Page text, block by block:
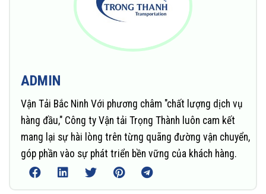
ADMIN
Vận Tải Bắc Ninh Với phương châm "chất lượng dịch vụ
hàng đầu," Công ty Vận tải Trọng Thành luôn cam kết
mang lại sự hài lòng trên từng quãng đường vận chuyển,
góp phần vào sự phát triển bền vững của khách hàng.